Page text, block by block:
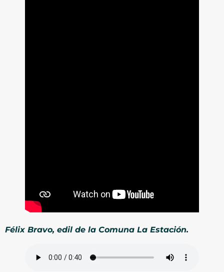
Félix Bravo, edil de la Comuna La Estación.